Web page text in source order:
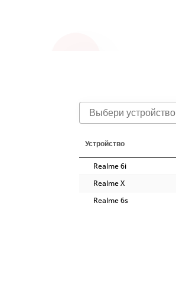
Выбери устройство
Устройство
Realme 6i
Realme X
Realme 6s